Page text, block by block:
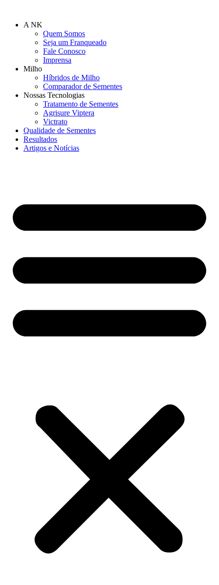
A NK
Quem Somos
Seja um Franqueado
Fale Conosco
Imprensa
Milho
Híbridos de Milho
Comparador de Sementes
Nossas Tecnologias
Tratamento de Sementes
Agrisure Viptera
Victrato
Qualidade de Sementes
Resultados
Artigos e Notícias